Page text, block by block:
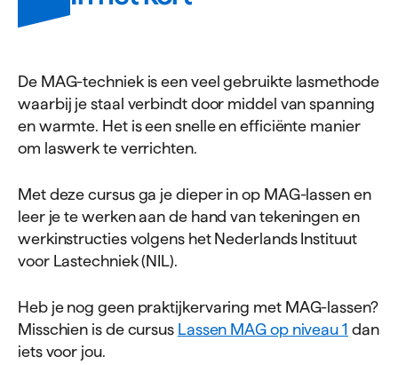
De MAG-techniek is een veel gebruikte lasmethode
waarbij je staal verbindt door middel van spanning
en warmte. Het is een snelle en efficiënte manier
om laswerk te verrichten.
Met deze cursus ga je dieper in op MAG-lassen en
leer je te werken aan de hand van tekeningen en
werkinstructies volgens het Nederlands Instituut
voor Lastechniek (NIL).
Heb je nog geen praktijkervaring met MAG-lassen?
Misschien is de cursus Lassen MAG op niveau 1 dan
iets voor jou.